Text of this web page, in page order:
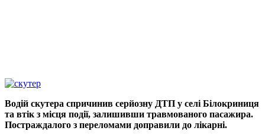
Водій скутера спричинив серйозну ДТП у селі Білокриниця
та втік з місця події, залишивши травмованого пасажира.
Постраждалого з переломами доправили до лікарні.